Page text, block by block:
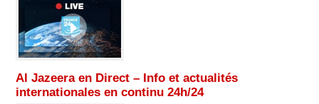
Al Jazeera en Direct – Info et actualités
internationales en continu 24h/24